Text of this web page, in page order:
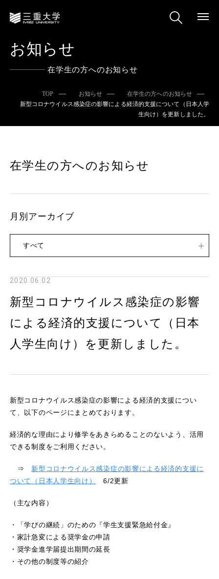
お知らせ
在学生の方へのお知らせ
TOP お知らせ
在学生の方へのお知らせ
新型コロナウイルス感染症の影響による経済的支援について（日本人学
生向け）を更新しました。
2020.06.02
新型コロナウイルス感染症の影響
による経済的支援について（日本
人学生向け）を更新しました。
新型コロナウイルス感染症の影響による経済的支援につい
て、以下のページにまとめております。
経済的な理由により修学をあきらめることのないよう、活用
できる制度をご利用ください。
⇒ 新型コロナウイルス感染症の影響による経済的支援に
ついて（日本人学生向け）
6/2更新
（主な内容）
・「学びの継続」のための『学生支援緊急給付金』
・家計急変による奨学金の申請
・奨学金進学届提出期間の延長
・その他の制度等の紹介
在学生の方へのお知らせ
月別アーカイブ
すべて